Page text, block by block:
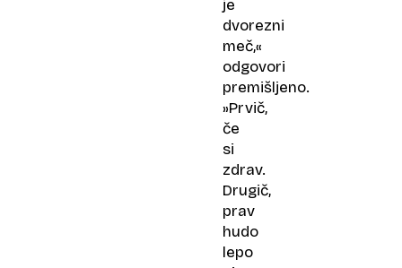
je
dvorezni
meč,«
odgovori
premišljeno.
»Prvič,
če
si
zdrav.
Drugič,
prav
hudo
lepo